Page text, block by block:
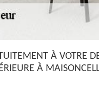
À VOTRE
À